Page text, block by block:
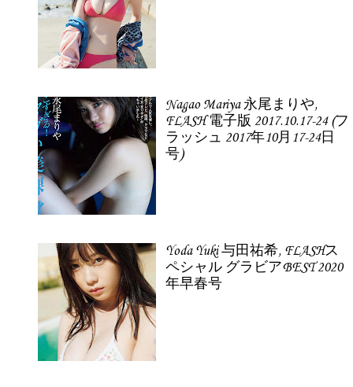
Nagao Mariya 永尾まりや,
FLASH 電子版 2017.10.17-24 (フ
ラッシュ 2017年10月17-24日
号)
Yoda Yuki 与田祐希, FLASHス
ペシャル グラビアBEST 2020
年早春号